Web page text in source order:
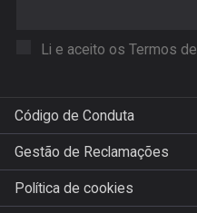
Li e aceito os Termos de
Código de Conduta
Gestão de Reclamações
Política de cookies